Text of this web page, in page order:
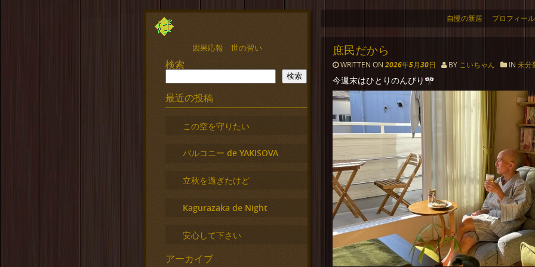
自慢の新居 プロフィール
庶民だから
WRITTEN ON2026年5月30日 BY こいちゃん IN未分
今週末はひとりのんびり
因果応報 世の習い
検索
検索
最近の投稿
この空を守りたい
バルコニー de YAKISOVA
立秋を過ぎたけど
Kagurazaka de Night
安心して下さい
アーカイブ